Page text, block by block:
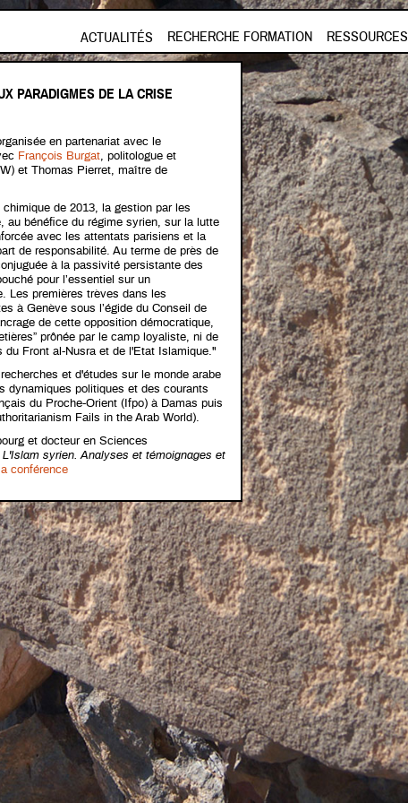
Aller au contenu principal
ACTUALITÉS RECHERCHE FORMATION RESSOURCES
PARADIGMES DE LA CRISE
en partenariat avec le
François Burgat, politologue et
et Thomas Pierret, maître de
de 2013, la gestion par les
au bénéfice du régime syrien, sur la lutte
avec les attentats parisiens et la
de responsabilité. Au terme de près de
à la passivité persistante des
pour l’essentiel sur un
Les premières trèves dans les
à Genève sous l’égide du Conseil de
de cette opposition démocratique,
prônée par le camp loyaliste, ni de
du Front al-Nusra et de l'Etat Islamique."
et d'études sur le monde arabe
dynamiques politiques et des courants
du Proche-Orient (Ifpo) à Damas puis
Fails in the Arab World).
et docteur en Sciences
L'Islam syrien. Analyses et témoignages et
conférence